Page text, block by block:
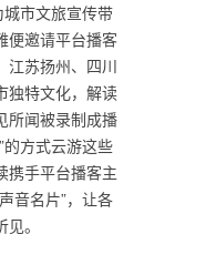
城市文旅宣传带
便邀请平台播客
江苏扬州、四川
独特文化，解读
所闻被录制成播
的方式云游这些
携手平台播客主
音名片”，让各
。